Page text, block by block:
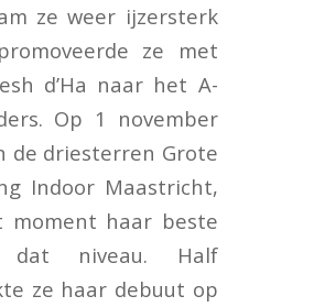
ze weer ijzersterk
ze met
d’Ha naar het A-
Op 1 november
de driesterren Grote
Indoor Maastricht,
haar beste
dat niveau. Half
ze haar debuut op